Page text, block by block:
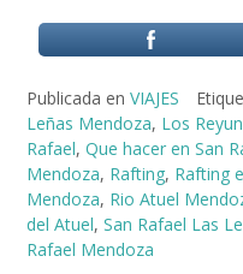
Publicada en VIAJES
Leñas Mendoza, Los
Rafael, Que hacer en San
Mendoza, Rafting, Rafting
Mendoza, Rio Atuel
del Atuel, San Rafael Las
Rafael Mendoza